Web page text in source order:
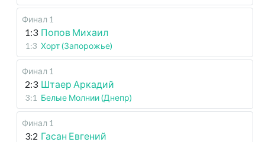
Финал 1
1:3 Попов Михаил
1:3 Хорт (Запорожье)
Финал 1
2:3 Штаер Аркадий
3:1 Белые Молнии (Днепр)
Финал 1
3:2 Гасан Евгений